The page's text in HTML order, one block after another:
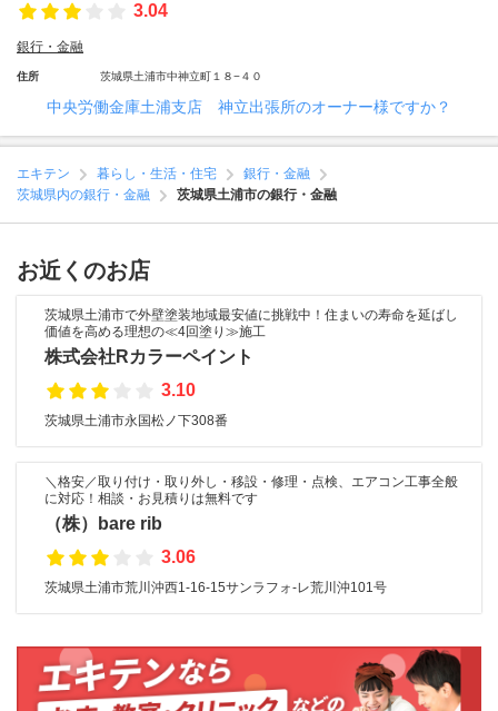
3.04
銀行・金融
住所 茨城県土浦市中神立町１８−４０
中央労働金庫土浦支店 神立出張所のオーナー様ですか？
エキテン 暮らし・生活・住宅
銀行・金融
茨城県内の銀行・金融
茨城県土浦市の銀行・金融
お近くのお店
茨城県土浦市で外壁塗装地域最安値に挑戦中！住まいの寿命を延ばし
価値を高める理想の≪4回塗り≫施工
株式会社Rカラーペイント
3.10
茨城県土浦市永国松ノ下308番
＼格安／取り付け・取り外し・移設・修理・点検、エアコン工事全般
に対応！相談・お見積りは無料です
（株）bare rib
3.06
茨城県土浦市荒川沖西1-16-15サンラフォ-レ荒川沖101号